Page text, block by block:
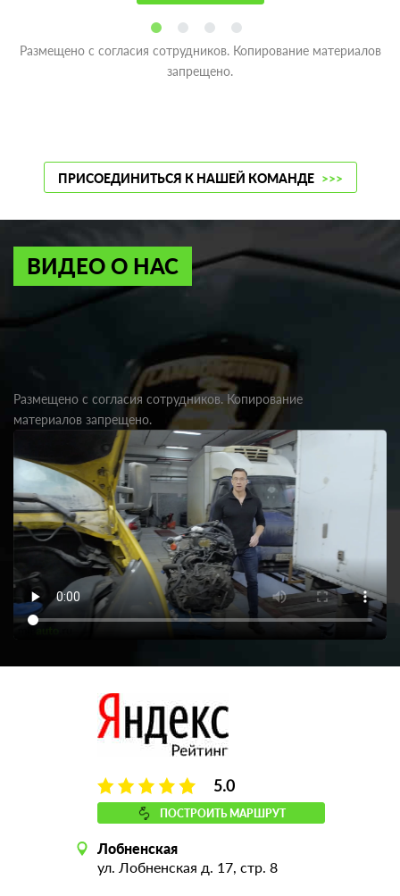
Размещено с согласия сотрудников. Копирование материалов
запрещено.
ПРИСОЕДИНИТЬСЯ К НАШЕЙ КОМАНДЕ >>>
ВИДЕО О НАС
Размещено с согласия сотрудников. Копирование
материалов запрещено.
5.0
ПОСТРОИТЬ МАРШРУТ
Лобненская
ул. Лобненская д. 17, стр. 8